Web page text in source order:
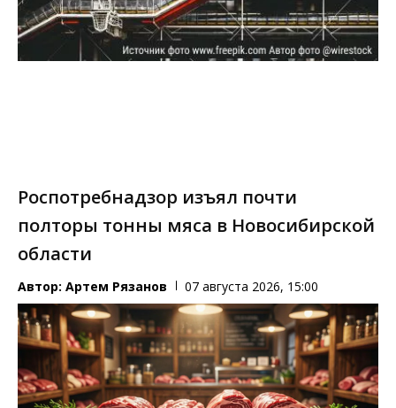
Роспотребнадзор изъял почти
полторы тонны мяса в Новосибирской
области
Автор: Артем Рязанов 07 августа 2026, 15:00